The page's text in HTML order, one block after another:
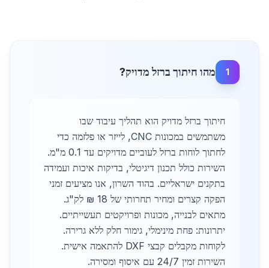
1 מהו חיתוך ברזל מדויק?
חיתוך ברזל מדויק הוא תהליך עיבוד שבו
משתמשים במכונות CNC, לייזר או פלזמה כדי
לחתוך לוחות ברזל לעוביים מדויקים עד 0.1 מ"מ.
השירות כולל תכנון דיגיטלי, בדיקות איכות ועמידה
בתקנים ישראליים. בהוד השרון, אנו מציעים זמני
הפקה קצרים ומחיר תחרותי של 18 ₪ לק"ג.
מתאים לבנייה, מכונות ופרויקטים תעשייתיים.
יתרונות: פחת מינימלי, גימור חלק ללא גרירה.
לקוחות מקבלים קבצי DXF להתאמה אישית.
השירות זמין 24/7 עם איסוף ומסירה.